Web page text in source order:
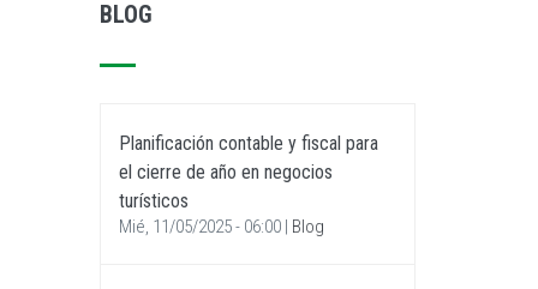
BLOG
Planificación contable y fiscal para
el cierre de año en negocios
turísticos
Mié, 11/05/2025 - 06:00 | Blog